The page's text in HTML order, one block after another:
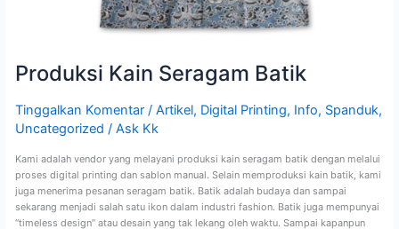
Produksi Kain Seragam Batik
Tinggalkan Komentar / Artikel, Digital Printing, Info, Spanduk,
Uncategorized / Ask Kk
Kami adalah vendor yang melayani produksi kain seragam batik dengan melalui
proses digital printing dan sablon manual. Selain memproduksi kain batik, kami
juga menerima pesanan seragam batik. Batik adalah budaya dan sampai
sekarang menjadi salah satu ikon dalam industri fashion. Batik juga mempunyai
“timeless design” atau desain yang tak lekang oleh waktu. Sampai kapanpun